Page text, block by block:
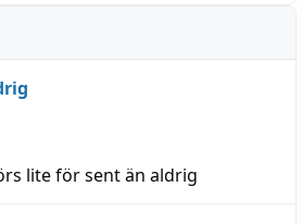
lite för sent än aldrig